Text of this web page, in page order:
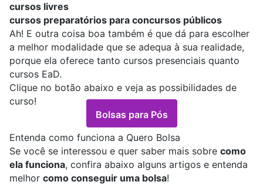
cursos livres
cursos preparatórios para concursos públicos
Ah! E outra coisa boa também é que dá para escolher
a melhor modalidade que se adequa à sua realidade,
porque ela oferece tanto cursos presenciais quanto
cursos EaD.
Clique no botão abaixo e veja as possibilidades de
curso!
Bolsas para Pós
Entenda como funciona a Quero Bolsa
Se você se interessou e quer saber mais sobre como
ela funciona, confira abaixo alguns artigos e entenda
melhor como conseguir uma bolsa!